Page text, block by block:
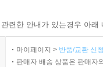
련한 안내가 있는경우 아
마이페이지 > 반품/교환 신
판매자 배송 상품은 판매자